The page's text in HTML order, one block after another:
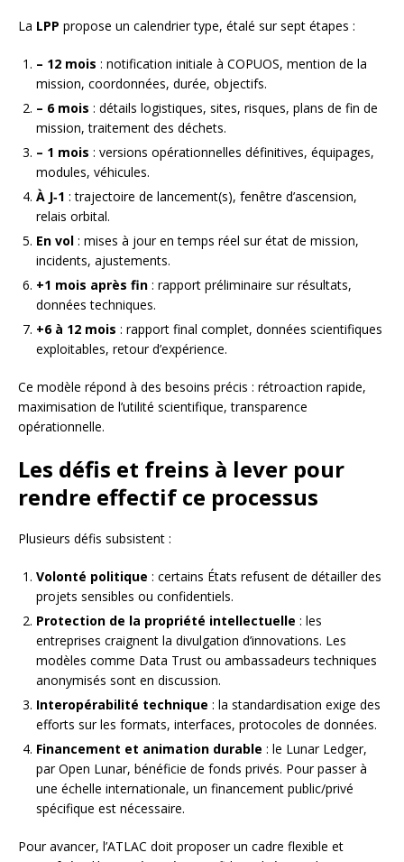
La LPP propose un calendrier type, étalé sur sept étapes :
– 12 mois : notification initiale à COPUOS, mention de la
mission, coordonnées, durée, objectifs.
– 6 mois : détails logistiques, sites, risques, plans de fin de
mission, traitement des déchets.
– 1 mois : versions opérationnelles définitives, équipages,
modules, véhicules.
À J‑1 : trajectoire de lancement(s), fenêtre d’ascension,
relais orbital.
En vol : mises à jour en temps réel sur état de mission,
incidents, ajustements.
+1 mois après fin : rapport préliminaire sur résultats,
données techniques.
+6 à 12 mois : rapport final complet, données scientifiques
exploitables, retour d’expérience.
Ce modèle répond à des besoins précis : rétroaction rapide,
maximisation de l’utilité scientifique, transparence
opérationnelle.
Les défis et freins à lever pour
rendre effectif ce processus
Plusieurs défis subsistent :
Volonté politique : certains États refusent de détailler des
projets sensibles ou confidentiels.
Protection de la propriété intellectuelle : les
entreprises craignent la divulgation d’innovations. Les
modèles comme Data Trust ou ambassadeurs techniques
anonymisés sont en discussion.
Interopérabilité technique : la standardisation exige des
efforts sur les formats, interfaces, protocoles de données.
Financement et animation durable : le Lunar Ledger,
par Open Lunar, bénéficie de fonds privés. Pour passer à
une échelle internationale, un financement public/privé
spécifique est nécessaire.
Pour avancer, l’ATLAC doit proposer un cadre flexible et